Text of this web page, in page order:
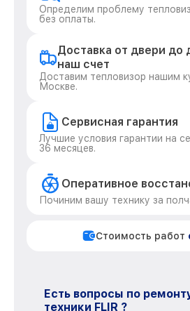
Определим проблему
без оплаты.
Доставка от двери до
наш счет
Доставим тепловизор нашим
Москве.
Сервисная гарантия
Лучшие условия гарантии на
36 месяцев.
Оперативное
Починим вашу технику за
Стоимость работ
Есть вопросы по
техники FLIR ?